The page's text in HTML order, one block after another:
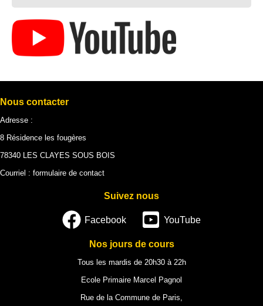
Nous contacter
Adresse :
8 Résidence les fougères
78340 LES CLAYES SOUS BOIS
Courriel : formulaire de contact
Suivez nous
Facebook YouTube
Nos jours de cours
Tous les mardis de 20h30 à 22h
Ecole Primaire Marcel Pagnol
Rue de la Commune de Paris,